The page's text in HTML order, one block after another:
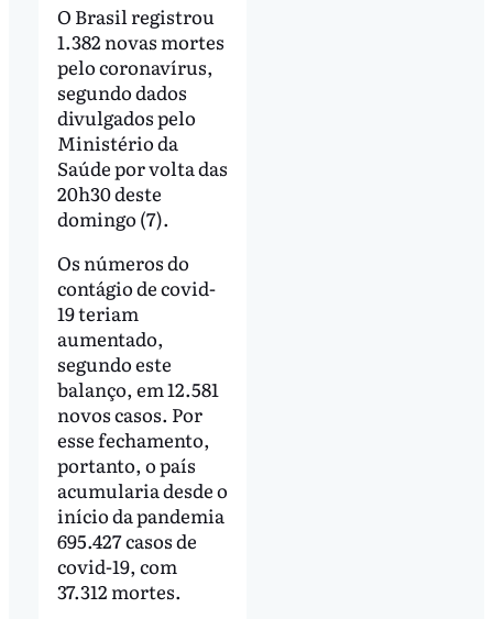
O Brasil registrou
1.382 novas mortes
pelo coronavírus,
segundo dados
divulgados pelo
Ministério da
Saúde por volta das
20h30 deste
domingo (7).
Os números do
contágio de covid-
19 teriam
aumentado,
segundo este
balanço, em 12.581
novos casos. Por
esse fechamento,
portanto, o país
acumularia desde o
início da pandemia
695.427 casos de
covid-19, com
37.312 mortes.